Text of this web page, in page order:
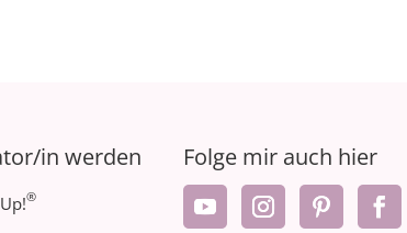
in werden
®
Folge mir auch hier